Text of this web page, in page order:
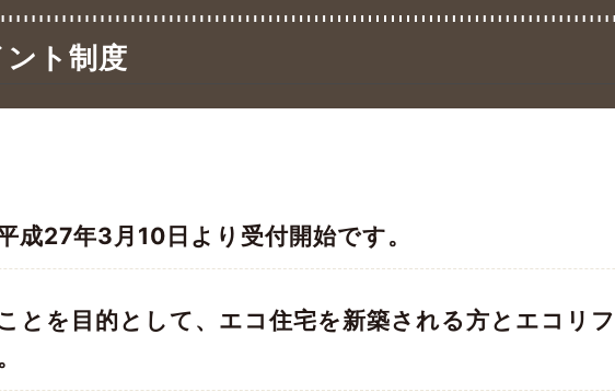
ト制度
成27年3月10日より受付開始です。
とを目的として、エコ住宅を新築される方とエコリ